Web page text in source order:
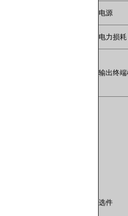
电源
电力损耗
输出终
选件